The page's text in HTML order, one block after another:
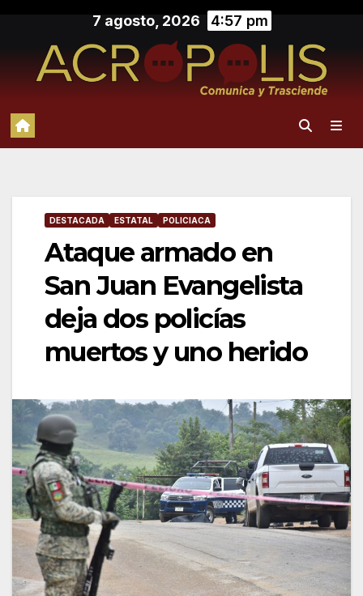
contenido
7 agosto, 2026 4:57 pm
DESTACADA ESTATAL POLICIACA
Ataque armado en
San Juan Evangelista
deja dos policías
muertos y uno herido